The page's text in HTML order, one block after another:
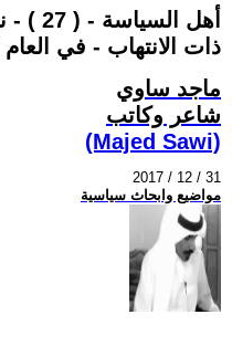
أهل
ذات الانتهاب - في العام
ماجد ساوي
شاعر وكاتب
(Majed Sawi)
2017 / 12 / 31
مواضيع وابحاث سياسية